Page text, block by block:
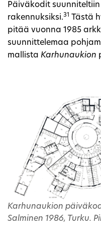
Päiväkodit
rakennuksiksi.31
Tästä
pitää vuonna 1985
suunnittelemaa
mallista Karhunaukion
Karhunaukion
Salminen 1986, Turku.